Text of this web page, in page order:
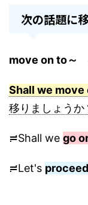
次の話題に
move on to～
Shall we
移りましょうか
≓Shall we go
≓Let's